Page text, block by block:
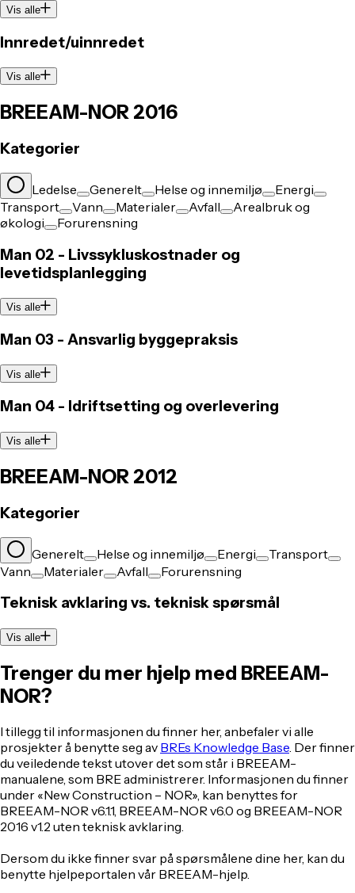
Vis alle
Innredet/uinnredet
Vis alle
BREEAM-NOR 2016
Kategorier
Ledelse Generelt Helse og innemiljø
Energi
Transport
Vann Materialer Avfall
Arealbruk og
økologi
Forurensning
Man 02 - Livssykluskostnader og
levetidsplanlegging
Vis alle
Man 03 - Ansvarlig byggepraksis
Vis alle
Man 04 - Idriftsetting og overlevering
Vis alle
BREEAM-NOR 2012
Kategorier
Generelt Helse og innemiljø Energi
Transport
Vann
Materialer Avfall Forurensning
Teknisk avklaring vs. teknisk spørsmål
Vis alle
Trenger du mer hjelp med BREEAM-
NOR?
I tillegg til informasjonen du finner her, anbefaler vi alle
prosjekter å benytte seg av BREs Knowledge Base . Der finner
du veiledende tekst utover det som står i BREEAM-
manualene, som BRE administrerer. Informasjonen du finner
under «New Construction – NOR», kan benyttes for
BREEAM-NOR v6.1.1, BREEAM-NOR v6.0 og BREEAM-NOR
2016 v1.2 uten teknisk avklaring.
Dersom du ikke finner svar på spørsmålene dine her, kan du
benytte hjelpeportalen vår BREEAM-hjelp.